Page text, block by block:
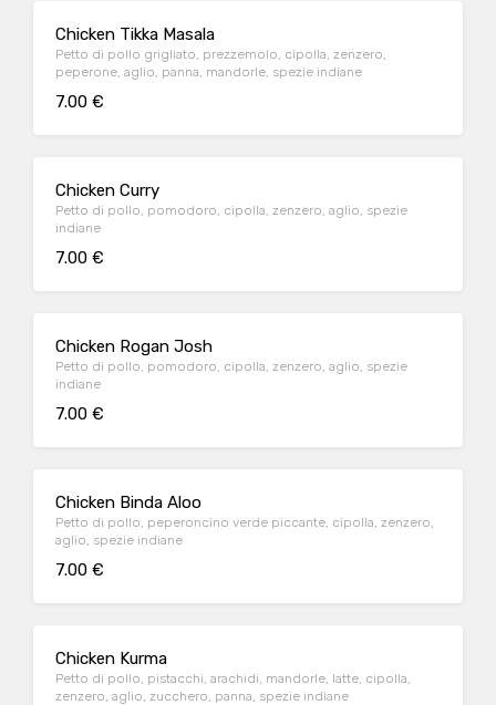
Chicken Tikka Masala
Petto di pollo grigliato, prezzemolo, cipolla, zenzero,
peperone, aglio, panna, mandorle, spezie indiane
7.00 €
Chicken Curry
Petto di pollo, pomodoro, cipolla, zenzero, aglio, spezie
indiane
7.00 €
Chicken Rogan Josh
Petto di pollo, pomodoro, cipolla, zenzero, aglio, spezie
indiane
7.00 €
Chicken Binda Aloo
Petto di pollo, peperoncino verde piccante, cipolla, zenzero,
aglio, spezie indiane
7.00 €
Chicken Kurma
Petto di pollo, pistacchi, arachidi, mandorle, latte, cipolla,
zenzero, aglio, zucchero, panna, spezie indiane